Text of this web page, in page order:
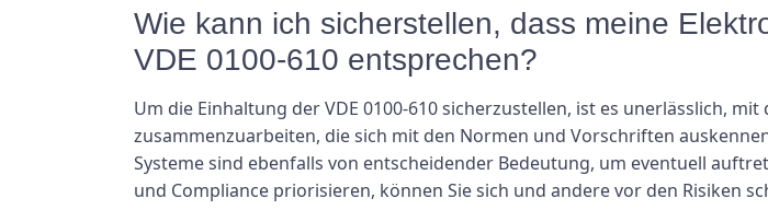
Wie kann ich sicherstellen, dass meine
VDE 0100-610 entsprechen?
Um die Einhaltung der VDE 0100-610 sicherzustellen, ist es unerlässlich,
zusammenzuarbeiten, die sich mit den Normen und Vorschriften
Systeme sind ebenfalls von entscheidender Bedeutung, um eventuell
und Compliance priorisieren, können Sie sich und andere vor den Risiken